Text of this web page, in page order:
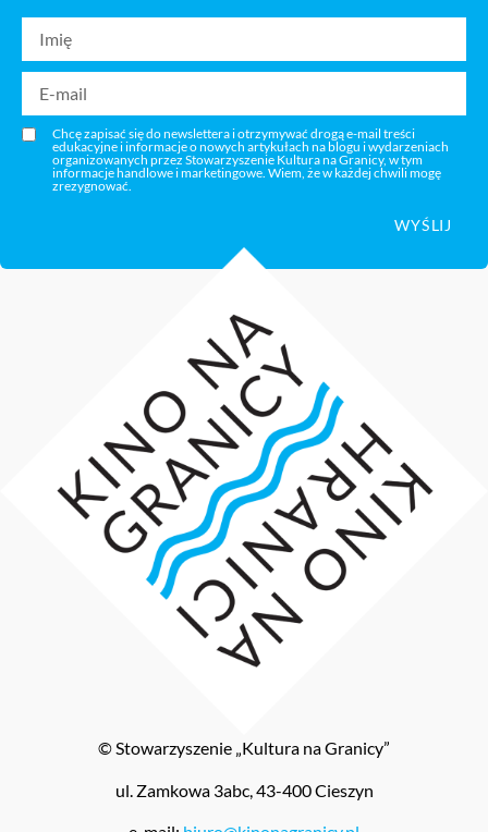
Chcę zapisać się do newslettera i otrzymywać drogą e-mail treści
edukacyjne i informacje o nowych artykułach na blogu i wydarzeniach
organizowanych przez Stowarzyszenie Kultura na Granicy, w tym
informacje handlowe i marketingowe. Wiem, że w każdej chwili mogę
zrezygnować.
WYŚLIJ
© Stowarzyszenie „Kultura na Granicy”
ul. Zamkowa 3abc, 43-400 Cieszyn